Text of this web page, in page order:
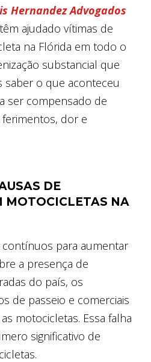
Hernandez Advogados
têm ajudado vítimas de
na Flórida em todo o
substancial que
saber o que aconteceu
ser compensado de
dor e
DE
MOTOCICLETAS NA
para aumentar
a presença de
do país, os
de passeio e comerciais
motocicletas. Essa falha
significativo de